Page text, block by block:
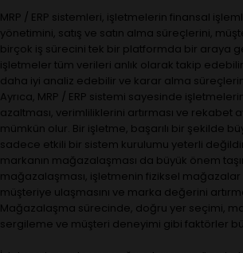
MRP / ERP sistemleri, işletmelerin finansal
yönetimini, satış ve satın alma süreçlerini,
birçok iş sürecini tek bir platformda bir araya
işletmeler tüm verileri anlık olarak takip
daha iyi analiz edebilir ve karar alma
Ayrıca, MRP / ERP sistemi sayesinde
azaltması, verimliliklerini artırması ve rekabet
mümkün olur. Bir işletme, başarılı bir şekilde
sadece etkili bir sistem kurulumu yeterli
markanın mağazalaşması da büyük önem
mağazalaşması, işletmenin fiziksel
müşteriye ulaşmasını ve marka değerini
Mağazalaşma sürecinde, doğru yer seçimi,
sergileme ve müşteri deneyimi gibi faktörler